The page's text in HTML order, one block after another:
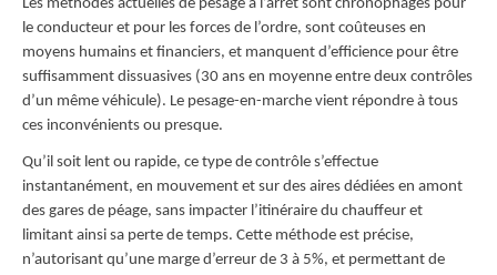
Les méthodes actuelles de pesage à l’arrêt sont chronophages pour
le conducteur et pour les forces de l’ordre, sont coûteuses en
moyens humains et financiers, et manquent d’efficience pour être
suffisamment dissuasives (30 ans en moyenne entre deux contrôles
d’un même véhicule). Le pesage-en-marche vient répondre à tous
ces inconvénients ou presque.
Qu’il soit lent ou rapide, ce type de contrôle s’effectue
instantanément, en mouvement et sur des aires dédiées en amont
des gares de péage, sans impacter l’itinéraire du chauffeur et
limitant ainsi sa perte de temps. Cette méthode est précise,
n’autorisant qu’une marge d’erreur de 3 à 5%, et permettant de